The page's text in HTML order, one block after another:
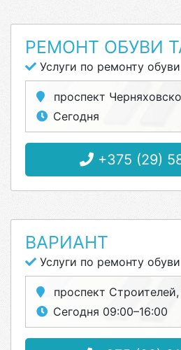
РЕМОНТ ОБУВИ
Услуги по ремонту обуви
проспект
Сегодня
+375 (29)
ВАРИАНТ
Услуги по ремонту обуви
проспект
Сегодня 09:00–16:00